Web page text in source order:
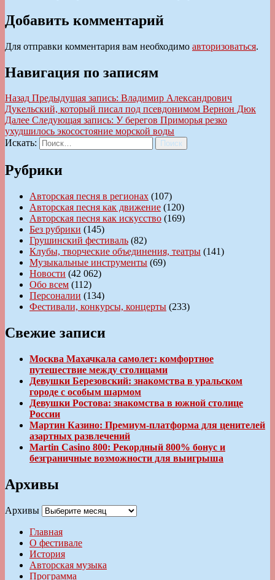
Добавить комментарий
Для отправки комментария вам необходимо авторизоваться.
Навигация по записям
Назад Предыдущая запись: Владимир Александрович
Дукельский, который писал под псевдонимом Вернон Дюк
Далее Следующая запись: У берегов Приморья резко
ухудшилось экосостояние морской воды
Искать:
Поиск
Рубрики
Авторская песня в регионах (107)
Авторская песня как движение (120)
Авторская песня как искусство (169)
Без рубрики (145)
Грушинский фестиваль (82)
Клубы, творческие объединения, театры (141)
Музыкальные инструменты (69)
Новости (42 062)
Обо всем (112)
Персоналии (134)
Фестивали, конкурсы, концерты (233)
Свежие записи
Москва Махачкала самолет: комфортное
путешествие между столицами
Девушки Березовский: знакомства в уральском
городе с особым шармом
Девушки Ростова: знакомства в южной столице
России
Мартин Казино: Премиум-платформа для ценителей
азартных развлечений
Martin Casino 800: Рекордный 800% бонус и
безграничные возможности для выигрыша
Архивы
Архивы
Главная
О фестивале
История
Авторская музыка
Программа